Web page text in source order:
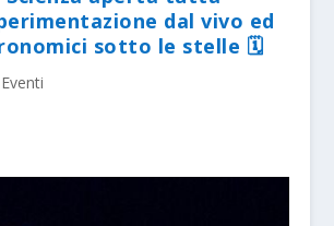
dal vivo ed
sotto le stelle 🗓
Eventi